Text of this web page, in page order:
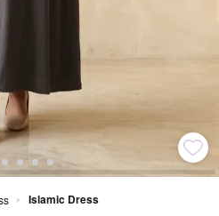
> Islamic Dress